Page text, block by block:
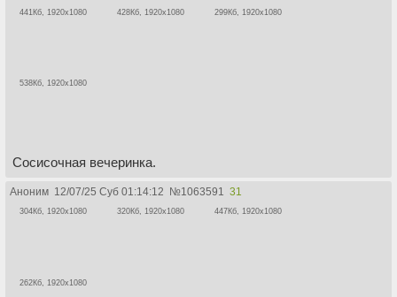
441Кб, 1920x1080 428Кб, 1920x1080 299Кб, 1920x1080
538Кб, 1920x1080
Сосисочная вечеринка.
Аноним 12/07/25 Суб 01:14:12 №1063591 31
304Кб, 1920x1080 320Кб, 1920x1080 447Кб, 1920x1080
262Кб, 1920x1080